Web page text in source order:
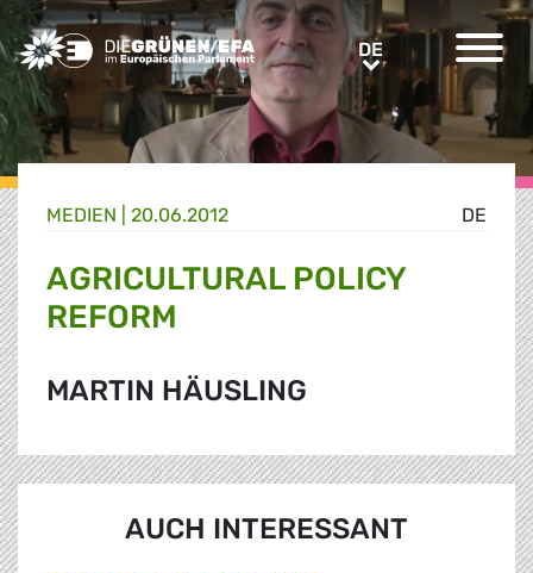
Greens/EFA Home DEDE
DE
MEDIEN 20.06.2012
AGRICULTURAL POLICY
REFORM
MARTIN HÄUSLING
AUCH INTERESSANT